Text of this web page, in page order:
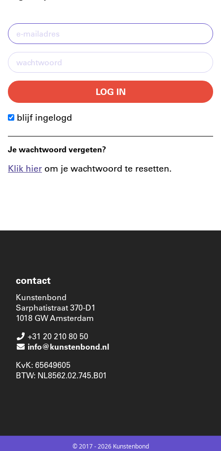
LOG IN
blijf ingelogd
Je wachtwoord vergeten?
Klik hier om je wachtwoord te resetten.
contact
Kunstenbond
Sarphatistraat 370-D1
1018 GW Amsterdam
+31 20 210 80 50
info@kunstenbond.nl
KvK: 65649605
BTW: NL8562.02.745.B01
© 2017 - 2026 Kunstenbond